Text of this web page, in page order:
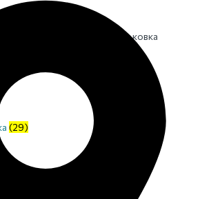
Художественная ковка
(29)